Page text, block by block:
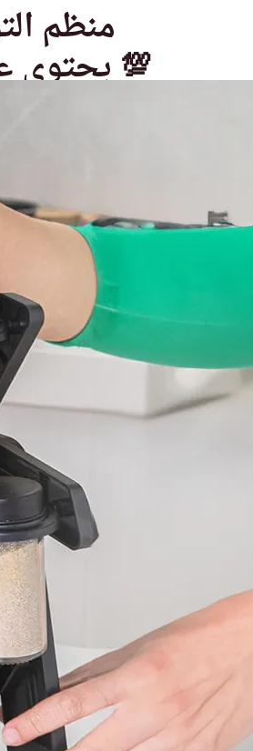
منظم
يحتوي على 18 زجاجة ضد الكسر 💯